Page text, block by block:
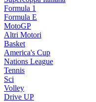
Formula 1
Formula E
MotoGP
Altri Motori
Basket
America's Cup
Nations League
Tennis
Sci
Volley
Drive UP